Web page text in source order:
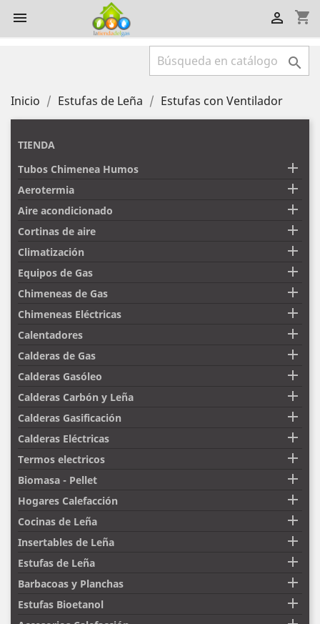
 shopping_cart


Inicio Estufas de Leña Estufas con Ventilador
TIENDA
Tubos Chimenea Humos

Aerotermia 
Aire acondicionado 
Cortinas de aire 
Climatización 
Equipos de Gas 
Chimeneas de Gas 
Chimeneas Eléctricas 
Calentadores 
Calderas de Gas 
Calderas Gasóleo 
Calderas Carbón y Leña 
Calderas Gasificación 
Calderas Eléctricas 
Termos electricos 
Biomasa - Pellet 
Hogares Calefacción 
Cocinas de Leña 
Insertables de Leña 
Estufas de Leña 
Barbacoas y Planchas 
Estufas Bioetanol 